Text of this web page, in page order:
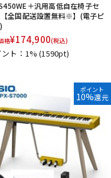
＋汎用高低自在椅子セ
【全国配送設置無料※】(電子ピ
格¥174,900(税込)
ント：1%(1590pt)
ポイント
10%還元